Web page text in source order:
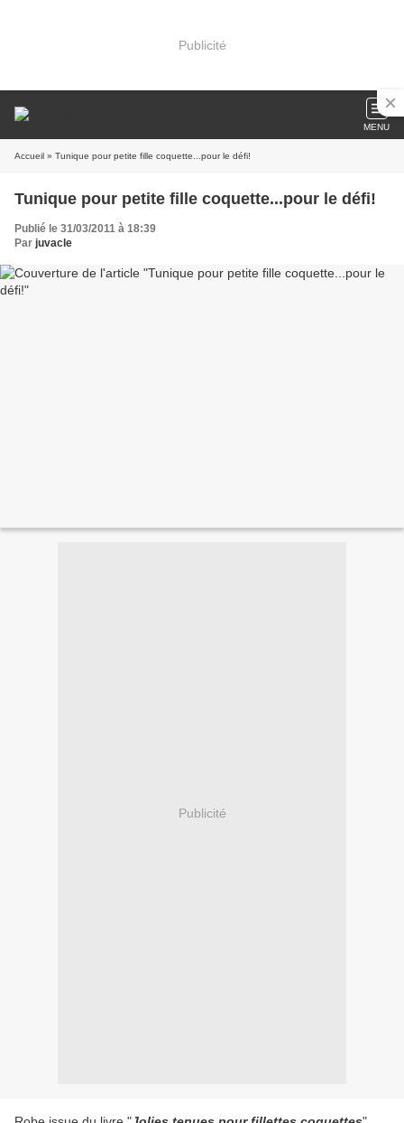
Publicité
MENU
Accueil » Tunique pour petite fille coquette...pour le défi!
Tunique pour petite fille coquette...pour le défi!
Publié le 31/03/2011 à 18:39
Par juvacle
Publicité